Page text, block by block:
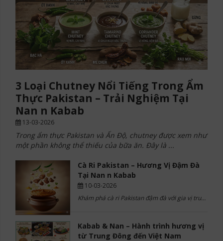
3 Loại Chutney Nổi Tiếng Trong Ẩm
Thực Pakistan – Trải Nghiệm Tại
Nan n Kabab
13-03-2026
Trong ẩm thực Pakistan và Ấn Độ, chutney được xem như
một phần không thể thiếu của bữa ăn. Đây là ...
Cà Ri Pakistan – Hương Vị Đậm Đà
Tại Nan n Kabab
10-03-2026
Khám phá cà ri Pakistan đậm đà với gia vị truyền thống và kỹ thuật nấu chậm. Thưởng thức ẩm thực ...
Kabab & Nan – Hành trình hương vị
từ Trung Đông đến Việt Nam